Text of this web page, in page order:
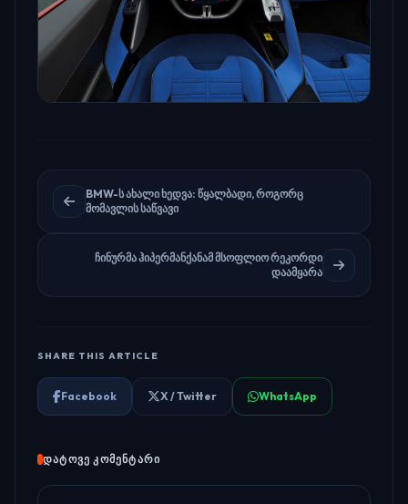
BMW-ს ახალი ხედვა: წყალბადი, როგორც
მომავლის საწვავი
ჩინურმა ჰიპერმანქანამ მსოფლიო რეკორდი
დაამყარა
SHARE THIS ARTICLE
Facebook X / Twitter WhatsApp
ᲓᲐᲢᲝᲕᲔ ᲙᲝᲛᲔᲜᲢᲐᲠᲘ